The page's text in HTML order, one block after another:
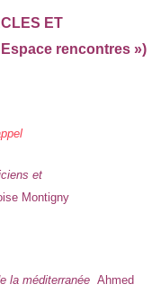
ET
Espace rencontres »)
et
Montigny
la méditerranée Ahmed